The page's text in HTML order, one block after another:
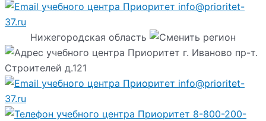
info@prioritet-
37.ru
Нижегородская область
г. Иваново пр-т.
Строителей д.121
info@prioritet-
37.ru
8-800-200-